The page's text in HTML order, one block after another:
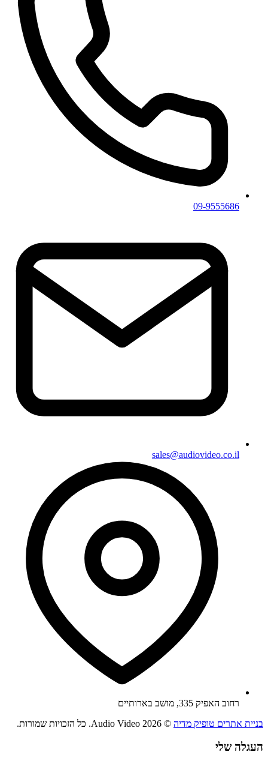
09-9555686
sales@audiovideo.co.il
רחוב האפיק 335, מושב בארותיים
בניית אתרים טופיק מדיה © 2026 Audio Video. כל הזכויות שמורות.
העגלה שלי